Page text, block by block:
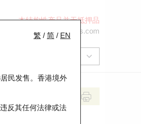
本结构性产品并无抵押品
ol-hkwarrants@ubs.com
繁 / 简 / EN
居民发售。香港境外
反其任何法律或法